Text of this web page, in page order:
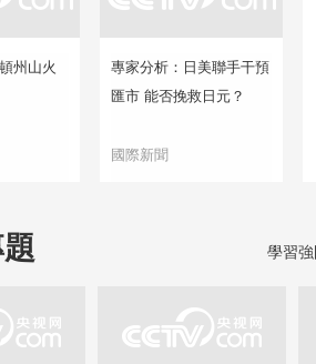
州山火
專家分析：日美聯手干預
匯市 能否挽救日元？
國際新聞
學習